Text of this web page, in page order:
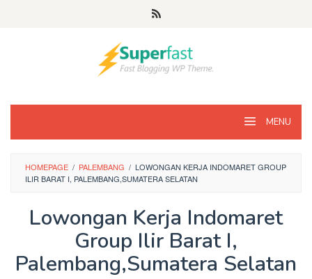
MENU
HOMEPAGE / PALEMBANG / LOWONGAN KERJA INDOMARET GROUP
ILIR BARAT I, PALEMBANG,SUMATERA SELATAN
Lowongan Kerja Indomaret
Group Ilir Barat I,
Palembang,Sumatera Selatan